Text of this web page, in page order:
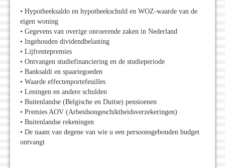
• Hypotheeksaldo en hypotheekschuld en WOZ-waarde van de
eigen woning
• Gegevens van overige onroerende zaken in Nederland
• Ingehouden dividendbelasting
• Lijfrentepremies
• Ontvangen studiefinanciering en de studieperiode
• Banksaldi en spaartegoeden
• Waarde effectenportefeuilles
• Leningen en andere schulden
• Buitenlandse (Belgische en Duitse) pensioenen
• Premies AOV (Arbeidsongeschiktheidsverzekeringen)
• Buitenlandse rekeningen
• De naam van degene van wie u een persoonsgebonden budget
ontvangt